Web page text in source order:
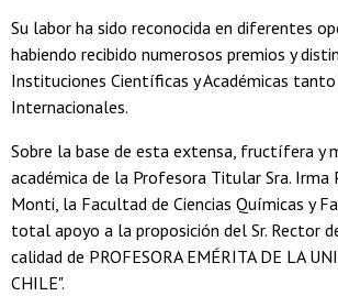
Su labor ha sido reconocida en diferentes
habiendo recibido numerosos premios y
Instituciones Científicas y Académicas
Internacionales.
Sobre la base de esta extensa, fructífera y
académica de la Profesora Titular Sra. Irma
Monti, la Facultad de Ciencias Químicas y
total apoyo a la proposición del Sr. Rector
calidad de PROFESORA EMÉRITA DE LA
CHILE".